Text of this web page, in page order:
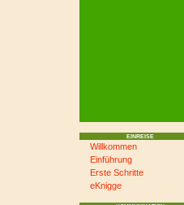
EINREISE
Willkommen
Einführung
Erste Schritte
eKnigge